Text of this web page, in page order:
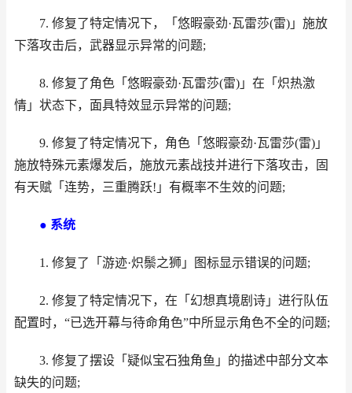
7. 修复了特定情况下，「悠暇豪劲·瓦雷莎(雷)」施放
下落攻击后，武器显示异常的问题;
8. 修复了角色「悠暇豪劲·瓦雷莎(雷)」在「炽热激
情」状态下，面具特效显示异常的问题;
9. 修复了特定情况下，角色「悠暇豪劲·瓦雷莎(雷)」
施放特殊元素爆发后，施放元素战技并进行下落攻击，固
有天赋「连势，三重腾跃!」有概率不生效的问题;
● 系统
1. 修复了「游迹·炽鬃之狮」图标显示错误的问题;
2. 修复了特定情况下，在「幻想真境剧诗」进行队伍
配置时，“已选开幕与待命角色”中所显示角色不全的问题;
3. 修复了摆设「疑似宝石独角鱼」的描述中部分文本
缺失的问题;